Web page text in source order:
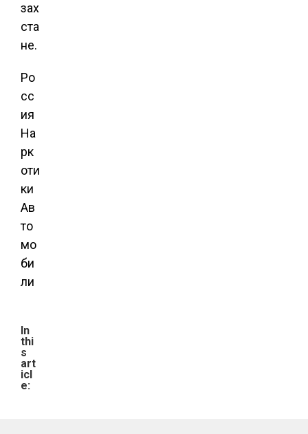
зах
ста
не.
Ро
сс
ия
На
рк
оти
ки
Ав
то
мо
би
ли
In
thi
s
art
icl
e: